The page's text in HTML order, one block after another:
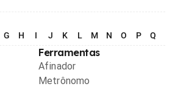
G H I J K L M N O P Q
Ferramentas
Afinador
Metrônomo